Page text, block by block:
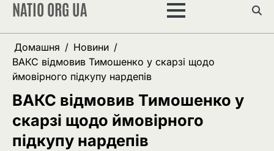
Перейти
вмісту
NATIO ORG UA
Домашня
Новини
ВАКС відмовив Тимошенко у скарзі щодо
ймовірного підкупу нардепів
ВАКС відмовив Тимошенко у
скарзі щодо ймовірного
підкупу нардепів